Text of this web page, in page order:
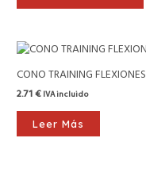
CONO TRAINING FLEXIONES
2.71€ IVA incluido
Leer Más